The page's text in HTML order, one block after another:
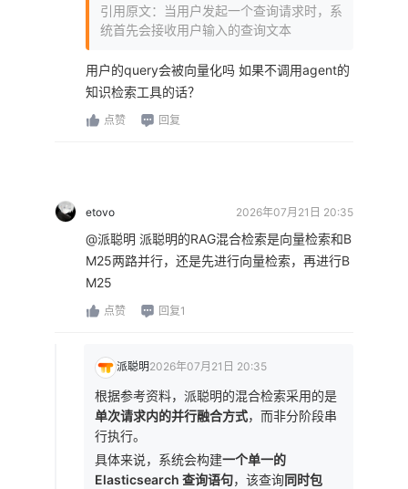
引用原文：当用户发起一个查询请求时，系
统首先会接收用户输入的查询文本
用户的query会被向量化吗 如果不调用agent的
知识检索工具的话？
点赞 回复
etovo 2026年07月21日 20:35
@派聪明 派聪明的RAG混合检索是向量检索和B
M25两路并行，还是先进行向量检索，再进行B
M25
点赞 回复1
派聪明2026年07月21日 20:35
根据参考资料，派聪明的混合检索采用的是
单次请求内的并行融合方式，而非分阶段串
行执行。
具体来说，系统会构建一个单一的
Elasticsearch 查询语句，该查询同时包